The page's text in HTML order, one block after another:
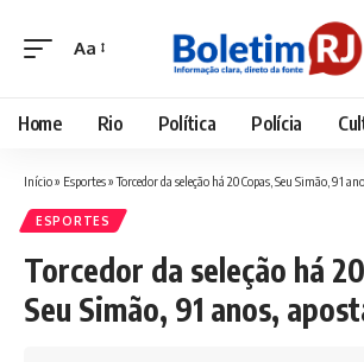
Font
Aa
Home Rio Política Polícia
Início» Esportes»Torcedor da seleção há 20 Copas, Seu Simão, 91
ESPORTES
Torcedor da seleção há
Seu Simão, 91 anos,